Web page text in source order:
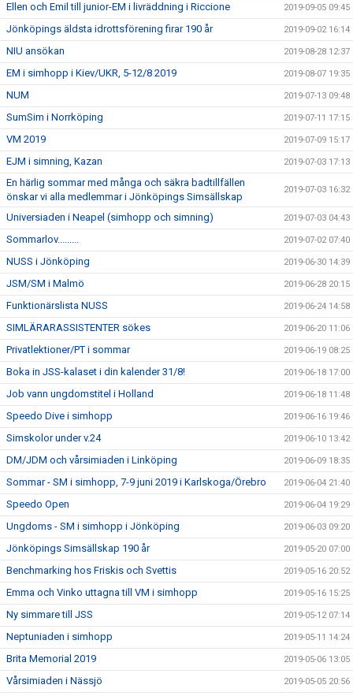
Ellen och Emil till junior-EM i livräddning i Riccione 2019-09-05 09:45
Jönköpings äldsta idrottsförening firar 190 år 2019-09-02 16:14
NIU ansökan 2019-08-28 12:37
EM i simhopp i Kiev/UKR, 5-12/8 2019 2019-08-07 19:35
NUM 2019-07-13 09:48
SumSim i Norrköping 2019-07-11 17:15
VM 2019 2019-07-09 15:17
EJM i simning, Kazan 2019-07-03 17:13
En härlig sommar med många och säkra badtillfällen
önskar vi alla medlemmar i Jönköpings Simsällskap
2019-07-03 16:32
Universiaden i Neapel (simhopp och simning) 2019-07-03 04:43
Sommarlov......... 2019-07-02 07:40
NUSS i Jönköping 2019-06-30 14:39
JSM/SM i Malmö 2019-06-28 20:15
Funktionärslista NUSS 2019-06-24 14:58
SIMLÄRARASSISTENTER sökes 2019-06-20 11:06
Privatlektioner/PT i sommar 2019-06-19 08:25
Boka in JSS-kalaset i din kalender 31/8! 2019-06-18 17:00
Job vann ungdomstitel i Holland 2019-06-18 11:48
Speedo Dive i simhopp 2019-06-16 19:46
Simskolor under v.24 2019-06-10 13:42
DM/JDM och vårsimiaden i Linköping 2019-06-09 18:35
Sommar - SM i simhopp, 7-9 juni 2019 i Karlskoga/Örebro 2019-06-04 21:40
Speedo Open 2019-06-04 19:29
Ungdoms - SM i simhopp i Jönköping 2019-06-03 09:20
Jönköpings Simsällskap 190 år 2019-05-20 07:00
Benchmarking hos Friskis och Svettis 2019-05-16 20:52
Emma och Vinko uttagna till VM i simhopp 2019-05-16 15:25
Ny simmare till JSS 2019-05-12 07:14
Neptuniaden i simhopp 2019-05-11 14:24
Brita Memorial 2019 2019-05-06 13:05
Vårsimiaden i Nässjö 2019-05-05 20:56